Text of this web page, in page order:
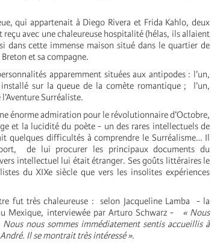
qui appartenait à Diego Rivera et Frida Kahlo, deux
avec une chaleureuse hospitalité (hélas, ils allaient
dans cette immense maison situé dans le quartier de
et sa compagne.
apparemment situées aux antipodes : l’un,
sur la queue de la comète romantique ; l’un,
Surréaliste.
énorme admiration pour le révolutionnaire d’Octobre,
et la lucidité du poète - un des rares intellectuels de
quelques difficultés à comprendre le Surréalisme… Il
de lui procurer les principaux documents du
intellectuel lui était étranger. Ses goûts littéraires le
du XIXe siècle que vers les insolites expériences
très chaleureuse : selon Jacqueline Lamba - la
Mexique, interviewée par Arturo Schwarz - « Nous
nous sommes immédiatement sentis accueillis à
Il se montrait très intéressé ».